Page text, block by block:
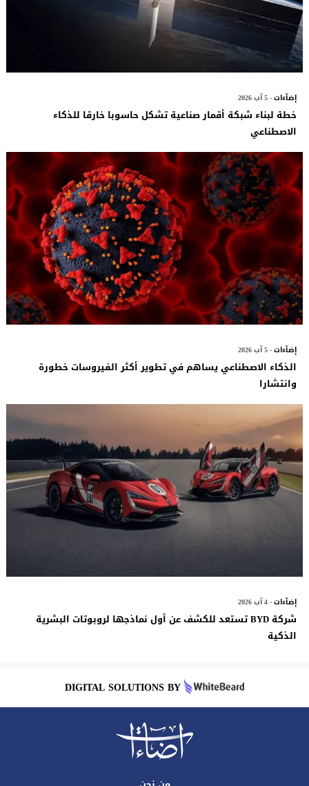
إضآءات- 5 آب 2026
خطة لبناء شبكة أقمار صناعية تشكل حاسوبا خارقا للذكاء
الاصطناعي
إضآءات- 5 آب 2026
الذكاء الاصطناعي يساهم في تطوير أكثر الفيروسات خطورة
وانتشارا
إضآءات- 4 آب 2026
شركة BYD تستعد للكشف عن أول نماذجها لروبوتات البشرية
الذكية
DIGITAL SOLUTIONS BY